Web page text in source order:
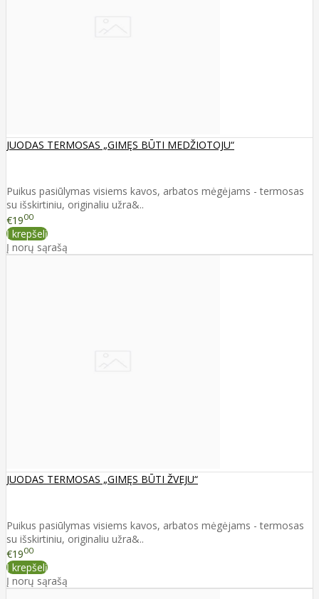
JUODAS TERMOSAS „GIMĘS BŪTI MEDŽIOTOJU“
Puikus pasiūlymas visiems kavos, arbatos mėgėjams - termosas
su išskirtiniu, originaliu užra&..
€1900
Į krepšelį
Į norų sąrašą
JUODAS TERMOSAS „GIMĘS BŪTI ŽVEJU“
Puikus pasiūlymas visiems kavos, arbatos mėgėjams - termosas
su išskirtiniu, originaliu užra&..
€1900
Į krepšelį
Į norų sąrašą